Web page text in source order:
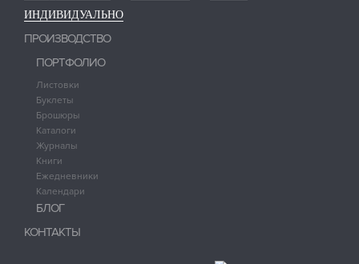
ИНДИВИДУАЛЬНО
ПРОИЗВОДСТВО
ПОРТФОЛИО
Листовки
Буклеты
Брошюры
Каталоги
Журналы
Книги
Ежедневники
Календари
БЛОГ
КОНТАКТЫ